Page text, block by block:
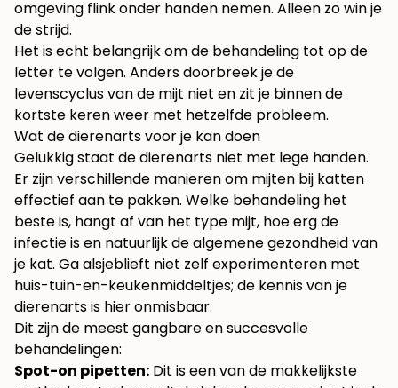
omgeving flink onder handen nemen. Alleen zo win je
de strijd.
Het is echt belangrijk om de behandeling tot op de
letter te volgen. Anders doorbreek je de
levenscyclus van de mijt niet en zit je binnen de
kortste keren weer met hetzelfde probleem.
Wat de dierenarts voor je kan doen
Gelukkig staat de dierenarts niet met lege handen.
Er zijn verschillende manieren om mijten bij katten
effectief aan te pakken. Welke behandeling het
beste is, hangt af van het type mijt, hoe erg de
infectie is en natuurlijk de algemene gezondheid van
je kat. Ga alsjeblieft niet zelf experimenteren met
huis-tuin-en-keukenmiddeltjes; de kennis van je
dierenarts is hier onmisbaar.
Dit zijn de meest gangbare en succesvolle
behandelingen:
Spot-on pipetten: Dit is een van de makkelijkste